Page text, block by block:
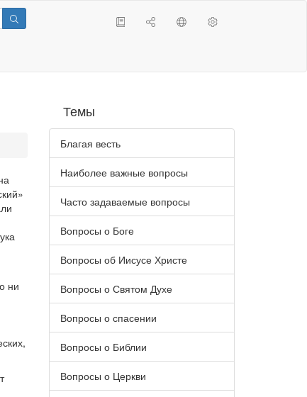
ни
Темы
Благая весть
Наиболее важные вопросы
Часто задаваемые вопросы
Вопросы о Боге
Вопросы об Иисусе Христе
Вопросы о Святом Духе
Вопросы о спасении
Вопросы о Библии
Вопросы о Церкви